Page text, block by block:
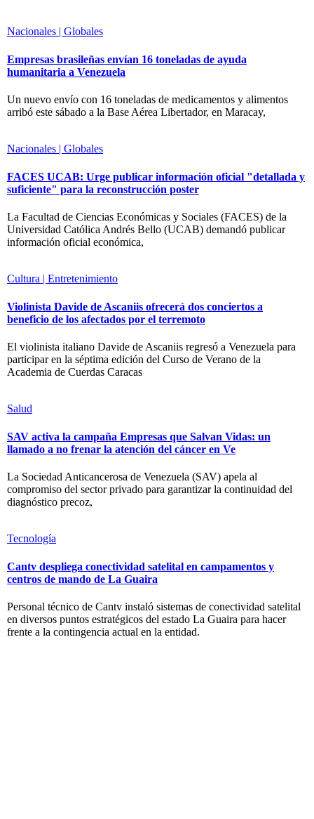
Nacionales | Globales
Empresas brasileñas envían 16 toneladas de ayuda
humanitaria a Venezuela
Un nuevo envío con 16 toneladas de medicamentos y alimentos
arribó este sábado a la Base Aérea Libertador, en Maracay,
Nacionales | Globales
FACES UCAB: Urge publicar información oficial "detallada y
suficiente" para la reconstrucción poster
La Facultad de Ciencias Económicas y Sociales (FACES) de la
Universidad Católica Andrés Bello (UCAB) demandó publicar
información oficial económica,
Cultura | Entretenimiento
Violinista Davide de Ascaniis ofrecerá dos conciertos a
beneficio de los afectados por el terremoto
El violinista italiano Davide de Ascaniis regresó a Venezuela para
participar en la séptima edición del Curso de Verano de la
Academia de Cuerdas Caracas
Salud
SAV activa la campaña Empresas que Salvan Vidas: un
llamado a no frenar la atención del cáncer en Ve
La Sociedad Anticancerosa de Venezuela (SAV) apela al
compromiso del sector privado para garantizar la continuidad del
diagnóstico precoz,
Tecnología
Cantv despliega conectividad satelital en campamentos y
centros de mando de La Guaira
Personal técnico de Cantv instaló sistemas de conectividad satelital
en diversos puntos estratégicos del estado La Guaira para hacer
frente a la contingencia actual en la entidad.